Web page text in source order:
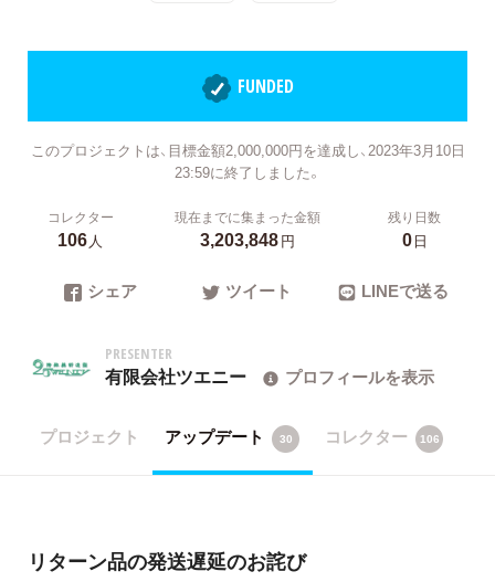
FUNDED
このプロジェクトは、目標金額2,000,000円を達成し、2023年3月10日
23:59に終了しました。
コレクター
106人
現在までに集まった金額
3,203,848円
残り日数
0日
シェア ツイート LINEで送る
PRESENTER
有限会社ツエニー プロフィールを表示
プロジェクト アップデート 30 コレクター 106
リターン品の発送遅延のお詫び